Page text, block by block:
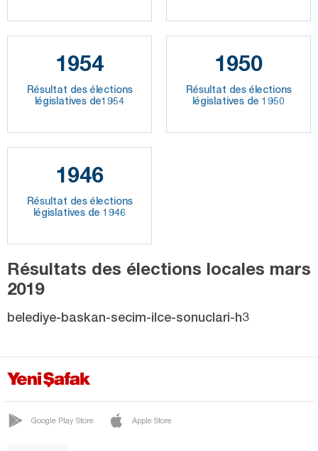
1954
Résultat des élections
législatives de1954
1950
Résultat des élections
législatives de 1950
1946
Résultat des élections
législatives de 1946
Résultats des élections locales mars
2019
belediye-baskan-secim-ilce-sonuclari-h3
Google Play Store Apple Store